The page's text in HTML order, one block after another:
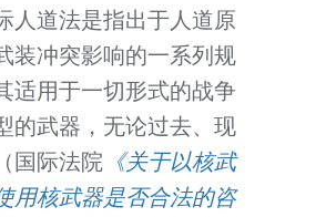
人道法是指出于人道原
装冲突影响的一系列规
适用于一切形式的战争
的武器，无论过去、现
国际法院 《关于以核武
用核武器是否合法的咨